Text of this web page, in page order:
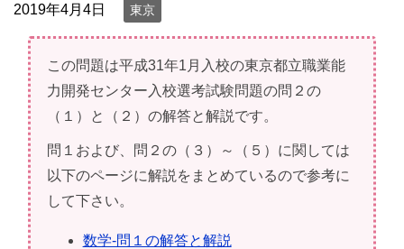
2019年4月4日 東京
この問題は平成31年1月入校の東京都立職業能
力開発センター入校選考試験問題の問２の
（１）と（２）の解答と解説です。
問１および、問２の（３）～（５）に関しては
以下のページに解説をまとめているので参考に
して下さい。
数学-問１の解答と解説